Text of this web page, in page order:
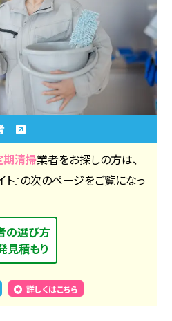
者
期清掃業者をお探しの方は、
』の次のページをご覧になっ
の選び方
見積もり
詳しくはこちら